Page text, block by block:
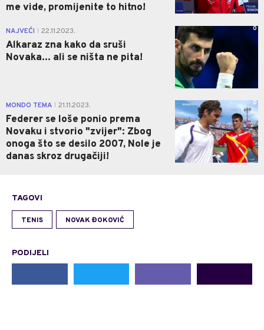
me vide, promijenite to hitno!
NAJVEĆI 22.11.2023.
Alkaraz zna kako da sruši
Novaka... ali se ništa ne pita!
0
MONDO TEMA 21.11.2023.
Federer se loše ponio prema
Novaku i stvorio "zvijer": Zbog
onoga što se desilo 2007, Nole je
danas skroz drugačiji!
0
TAGOVI
TENIS NOVAK ĐOKOVIĆ
PODIJELI